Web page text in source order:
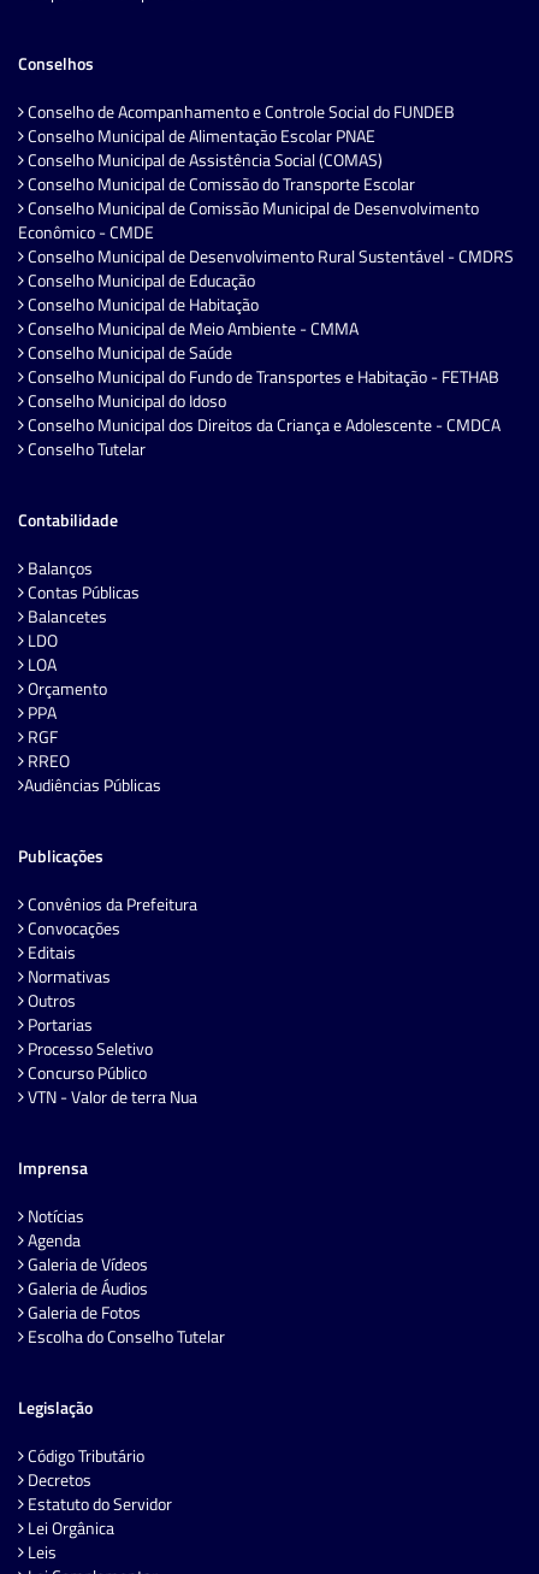
Conselhos
Conselho de Acompanhamento e Controle Social do FUNDEB
Conselho Municipal de Alimentação Escolar PNAE
Conselho Municipal de Assistência Social (COMAS)
Conselho Municipal de Comissão do Transporte Escolar
Conselho Municipal de Comissão Municipal de Desenvolvimento
Econômico - CMDE
Conselho Municipal de Desenvolvimento Rural Sustentável - CMDRS
Conselho Municipal de Educação
Conselho Municipal de Habitação
Conselho Municipal de Meio Ambiente - CMMA
Conselho Municipal de Saúde
Conselho Municipal do Fundo de Transportes e Habitação - FETHAB
Conselho Municipal do Idoso
Conselho Municipal dos Direitos da Criança e Adolescente - CMDCA
Conselho Tutelar
Contabilidade
Balanços
Contas Públicas
Balancetes
LDO
LOA
Orçamento
PPA
RGF
RREO
Audiências Públicas
Publicações
Convênios da Prefeitura
Convocações
Editais
Normativas
Outros
Portarias
Processo Seletivo
Concurso Público
VTN - Valor de terra Nua
Imprensa
Notícias
Agenda
Galeria de Vídeos
Galeria de Áudios
Galeria de Fotos
Escolha do Conselho Tutelar
Legislação
Código Tributário
Decretos
Estatuto do Servidor
Lei Orgânica
Leis